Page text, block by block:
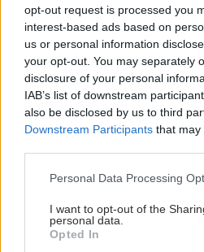
opt-out request is processed you
interest-based ads based on
us or personal information
your opt-out. You may separately
disclosure of your personal
IAB’s list of downstream
also be disclosed by us to third
Downstream Participants that may
Please note that this website/app
not limited to your visit or usage
grant or deny consent to Google
use your data for below specified
Personal Data Processing
I want to opt-out of the
personal data.
Opted In